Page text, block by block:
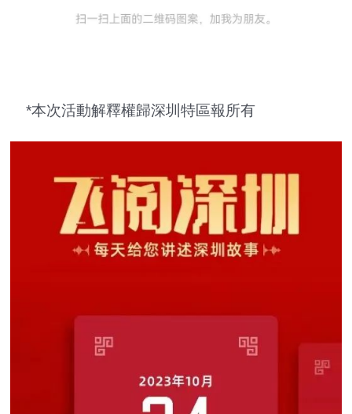
*本次活動解釋權歸深圳特區報所有